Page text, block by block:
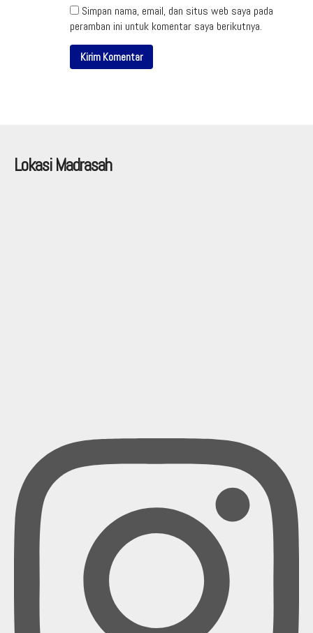
Simpan nama, email, dan situs web saya pada
peramban ini untuk komentar saya berikutnya.
Lokasi Madrasah